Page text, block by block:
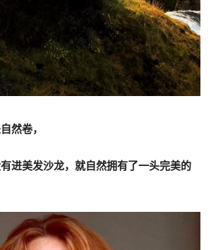
然卷，
进美发沙龙，就自然拥有了一头完美的